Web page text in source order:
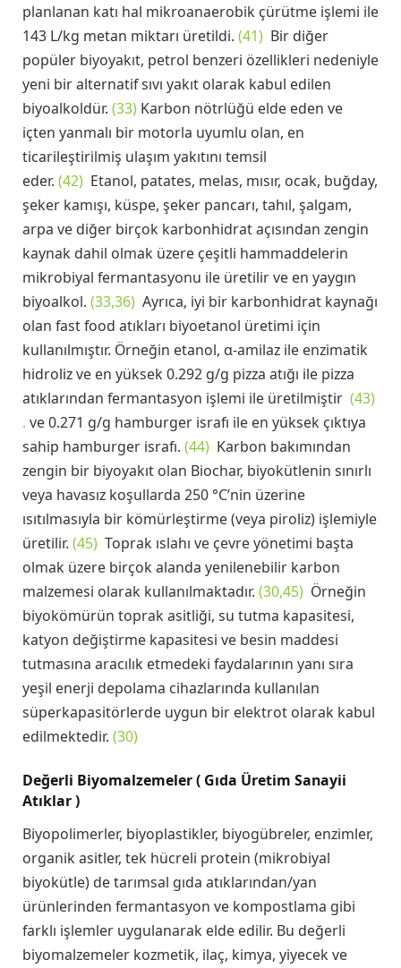
planlanan katı hal mikroanaerobik çürütme işlemi ile
143 L/kg metan miktarı üretildi. (41) Bir diğer
popüler biyoyakıt, petrol benzeri özellikleri nedeniyle
yeni bir alternatif sıvı yakıt olarak kabul edilen
biyoalkoldür. (33) Karbon nötrlüğü elde eden ve
içten yanmalı bir motorla uyumlu olan, en
ticarileştirilmiş ulaşım yakıtını temsil
eder. (42) Etanol, patates, melas, mısır, ocak, buğday,
şeker kamışı, küspe, şeker pancarı, tahıl, şalgam,
arpa ve diğer birçok karbonhidrat açısından zengin
kaynak dahil olmak üzere çeşitli hammaddelerin
mikrobiyal fermantasyonu ile üretilir ve en yaygın
biyoalkol. (33,36) Ayrıca, iyi bir karbonhidrat kaynağı
olan fast food atıkları biyoetanol üretimi için
kullanılmıştır. Örneğin etanol, α-amilaz ile enzimatik
hidroliz ve en yüksek 0.292 g/g pizza atığı ile pizza
atıklarından fermantasyon işlemi ile üretilmiştir (43)
. ve 0.271 g/g hamburger israfı ile en yüksek çıktıya
sahip hamburger israfı. (44) Karbon bakımından
zengin bir biyoyakıt olan Biochar, biyokütlenin sınırlı
veya havasız koşullarda 250 °C’nin üzerine
ısıtılmasıyla bir kömürleştirme (veya piroliz) işlemiyle
üretilir. (45) Toprak ıslahı ve çevre yönetimi başta
olmak üzere birçok alanda yenilenebilir karbon
malzemesi olarak kullanılmaktadır. (30,45) Örneğin
biyokömürün toprak asitliği, su tutma kapasitesi,
katyon değiştirme kapasitesi ve besin maddesi
tutmasına aracılık etmedeki faydalarının yanı sıra
yeşil enerji depolama cihazlarında kullanılan
süperkapasitörlerde uygun bir elektrot olarak kabul
edilmektedir. (30)
Değerli Biyomalzemeler ( Gıda Üretim Sanayii
Atıklar )
Biyopolimerler, biyoplastikler, biyogübreler, enzimler,
organik asitler, tek hücreli protein (mikrobiyal
biyokütle) de tarımsal gıda atıklarından/yan
ürünlerinden fermantasyon ve kompostlama gibi
farklı işlemler uygulanarak elde edilir. Bu değerli
biyomalzemeler kozmetik, ilaç, kimya, yiyecek ve